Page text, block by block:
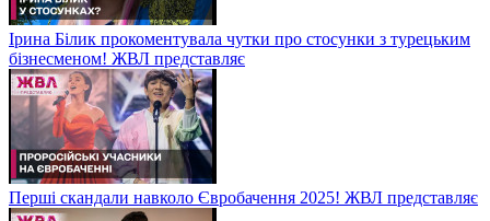
Ірина Білик прокоментувала чутки про стосунки з турецьким
бізнесменом! ЖВЛ представляє
Перші скандали навколо Євробачення 2025! ЖВЛ представляє